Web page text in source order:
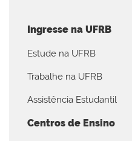
Ingresse na UFRB
Estude na UFRB
Trabalhe na UFRB
Assistência Estudantil
Centros de Ensino